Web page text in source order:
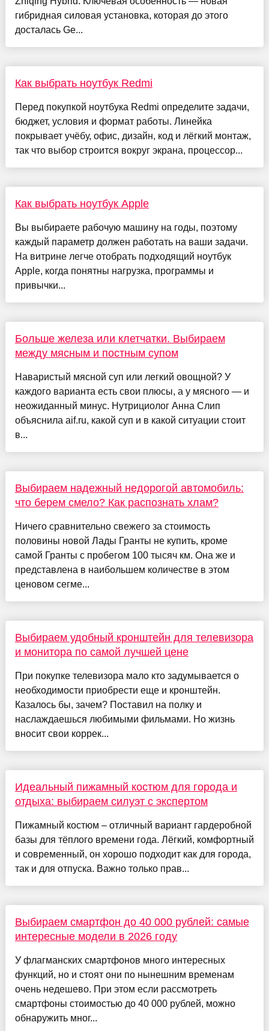
гибридная силовая установка, которая до этого
досталась Ge...
Как выбрать ноутбук Redmi
Перед покупкой ноутбука Redmi определите задачи,
бюджет, условия и формат работы. Линейка
покрывает учёбу, офис, дизайн, код и лёгкий монтаж,
так что выбор строится вокруг экрана, процессор...
Как выбрать ноутбук Apple
Вы выбираете рабочую машину на годы, поэтому
каждый параметр должен работать на ваши задачи.
На витрине легче отобрать подходящий ноутбук
Apple, когда понятны нагрузка, программы и
привычки...
Больше железа или клетчатки. Выбираем
между мясным и постным супом
Наваристый мясной суп или легкий овощной? У
каждого варианта есть свои плюсы, а у мясного — и
неожиданный минус. Нутрициолог Анна Слип
объяснила aif.ru, какой суп и в какой ситуации стоит
в...
Выбираем надежный недорогой автомобиль:
что берем смело? Как распознать хлам?
Ничего сравнительно свежего за стоимость
половины новой Лады Гранты не купить, кроме
самой Гранты с пробегом 100 тысяч км. Она же и
представлена в наибольшем количестве в этом
ценовом сегме...
Выбираем удобный кронштейн для телевизора
и монитора по самой лучшей цене
При покупке телевизора мало кто задумывается о
необходимости приобрести еще и кронштейн.
Казалось бы, зачем? Поставил на полку и
наслаждаешься любимыми фильмами. Но жизнь
вносит свои коррек...
Идеальный пижамный костюм для города и
отдыха: выбираем силуэт с экспертом
Пижамный костюм – отличный вариант гардеробной
базы для тёплого времени года. Лёгкий, комфортный
и современный, он хорошо подходит как для города,
так и для отпуска. Важно только прав...
Выбираем смартфон до 40 000 рублей: самые
интересные модели в 2026 году
У флагманских смартфонов много интересных
функций, но и стоят они по нынешним временам
очень недешево. При этом если рассмотреть
смартфоны стоимостью до 40 000 рублей, можно
обнаружить мног...